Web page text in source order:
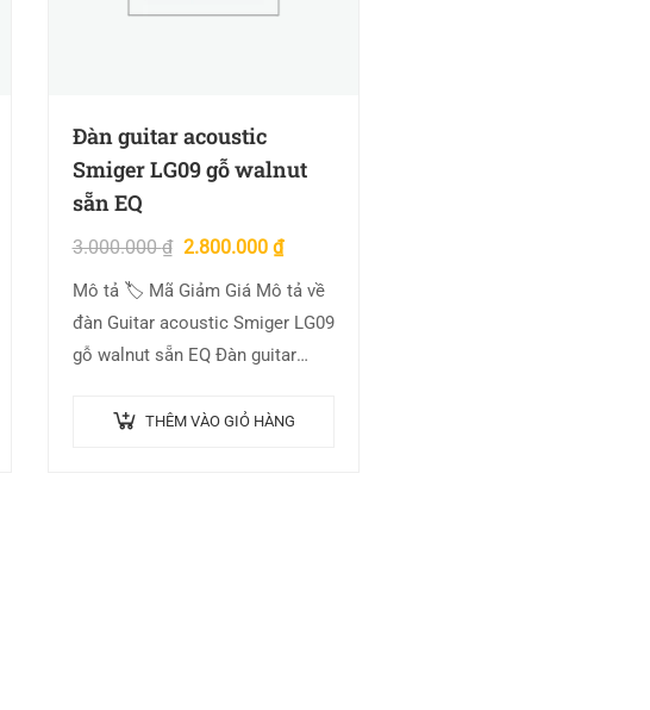
Đàn guitar acoustic
Smiger LG09 gỗ walnut
sẵn EQ
3.000.000₫ 2.800.000 ₫
Mô tả 🏷 Mã Giảm Giá Mô tả về
đàn Guitar acoustic Smiger LG09
gỗ walnut sẵn EQ Đàn guitar
phẩm đang…THÊM VÀO GIỎ HÀNG